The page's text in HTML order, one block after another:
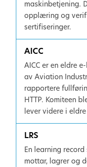
maskinbetjening.
opplæring og
sertifiseringer.
AICC
AICC er en eldre
av Aviation
rapportere
HTTP. Komiteen
lever videre i
LRS
En learning
mottar, lagrer og